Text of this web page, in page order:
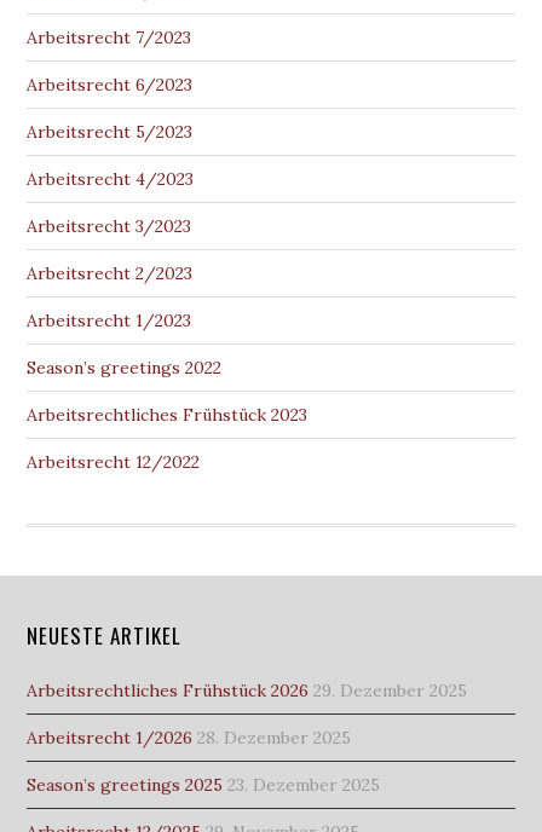
Arbeitsrecht 7/2023
Arbeitsrecht 6/2023
Arbeitsrecht 5/2023
Arbeitsrecht 4/2023
Arbeitsrecht 3/2023
Arbeitsrecht 2/2023
Arbeitsrecht 1/2023
Season’s greetings 2022
Arbeitsrechtliches Frühstück 2023
Arbeitsrecht 12/2022
NEUESTE ARTIKEL
Arbeitsrechtliches Frühstück 2026 29. Dezember 2025
Arbeitsrecht 1/2026 28. Dezember 2025
Season’s greetings 2025 23. Dezember 2025